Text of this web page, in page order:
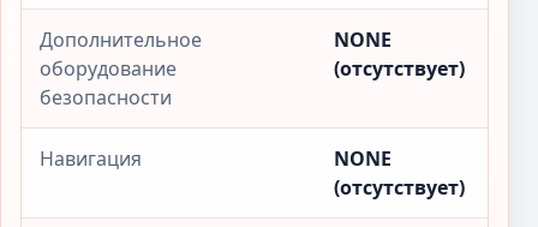
Дополнительное
оборудование
безопасности
NONE
(отсутствует)
Навигация
NONE
(отсутствует)